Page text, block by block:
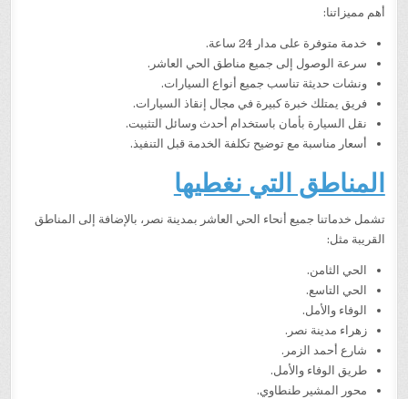
أهم مميزاتنا:
خدمة متوفرة على مدار 24 ساعة.
سرعة الوصول إلى جميع مناطق الحي العاشر.
ونشات حديثة تناسب جميع أنواع السيارات.
فريق يمتلك خبرة كبيرة في مجال إنقاذ السيارات.
نقل السيارة بأمان باستخدام أحدث وسائل التثبيت.
أسعار مناسبة مع توضيح تكلفة الخدمة قبل التنفيذ.
المناطق التي نغطيها
تشمل خدماتنا جميع أنحاء الحي العاشر بمدينة نصر، بالإضافة إلى المناطق
القريبة مثل:
الحي الثامن.
الحي التاسع.
الوفاء والأمل.
زهراء مدينة نصر.
شارع أحمد الزمر.
طريق الوفاء والأمل.
محور المشير طنطاوي.